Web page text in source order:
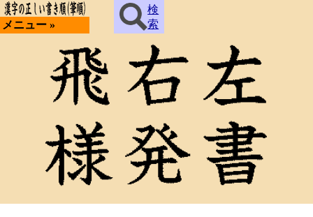
メニュー »
検
索